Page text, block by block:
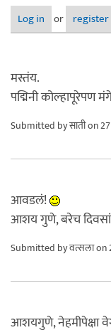
Log in or register
मस्तंय.
पद्मिनी कोल्हापूरेपण
Submitted byसातीon
आवडलं!
आशय गुणे, बरेच
Submitted byवत्सलाon
आशयगुणे, नेहमीपेक्षा